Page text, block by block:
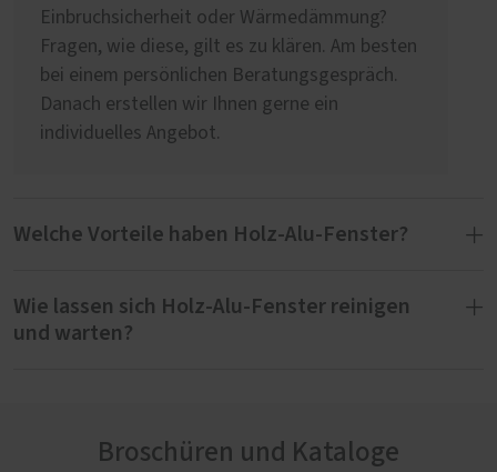
Einbruchsicherheit oder Wärmedämmung?
Fragen, wie diese, gilt es zu klären. Am besten
bei einem persönlichen Beratungsgespräch.
Danach erstellen wir Ihnen gerne ein
individuelles Angebot.
Welche Vorteile haben Holz-Alu-Fenster?
Der Material-Mix bei Fenstern aus Holz und
Aluminium hat viele Vorteile:
innen wie außen unzählige
Wie lassen sich Holz-Alu-Fenster reinigen
und warten?
bis acht Wochen reinigen. Seien Sie achtsam
Broschüren und Kataloge